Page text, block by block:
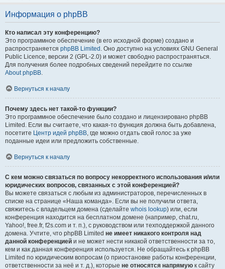
Информация о phpBB
Кто написал эту конференцию?
Это программное обеспечение (в его исходной форме) создано и
распространяется phpBB Limited . Оно доступно на условиях GNU General
Public Licence, версии 2 (GPL-2.0) и может свободно распространяться.
Для получения более подробных сведений перейдите по ссылке
About phpBB.
Вернуться к началу
Почему здесь нет такой-то функции?
Это программное обеспечение было создано и лицензировано phpBB
Limited. Если вы считаете, что какая-то функция должна быть добавлена,
посетите Центр идей phpBB, где можно отдать свой голос за уже
поданные идеи или предложить собственные.
Вернуться к началу
С кем можно связаться по вопросу некорректного использования и/или
юридических вопросов, связанных с этой конференцией?
Вы можете связаться с любым из администраторов, перечисленных в
списке на странице «Наша команда». Если вы не получили ответа,
свяжитесь с владельцем домена (сделайте whois lookup) или, если
конференция находится на бесплатном домене (например, chat.ru,
Yahoo!, free.fr, f2s.com и т. п.), с руководством или техподдержкой данного
домена. Учтите, что phpBB Limited не имеет никакого контроля над
данной конференцией и не может нести никакой ответственности за то,
кем и как данная конференция используется. Не обращайтесь к phpBB
Limited по юридическим вопросам (о приостановке работы конференции,
ответственности за неё и т. д.), которые не относятся напрямую к сайту